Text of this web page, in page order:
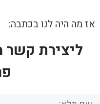
אז מה היה לנו בכתבה:
ליצירת קשר